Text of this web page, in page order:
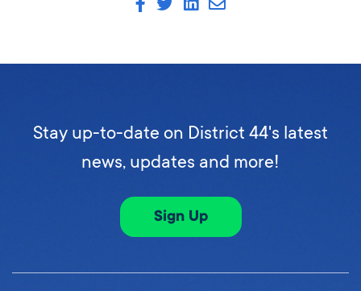
Stay up-to-date on District 44's latest
news, updates and more!
Sign Up